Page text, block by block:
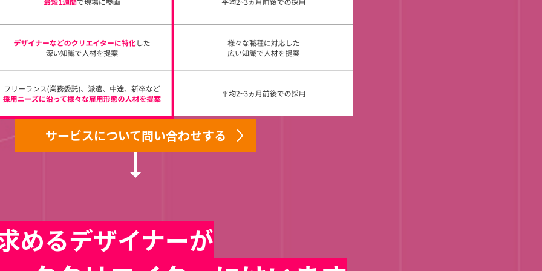
サービスについて問い合わせする
サービスについて問い合わせする
めるデザイナーが